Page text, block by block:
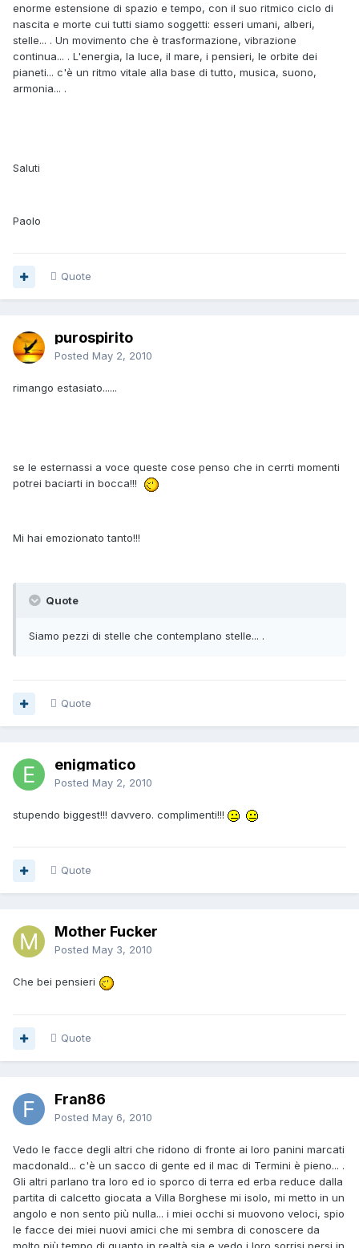
enorme estensione di spazio e tempo, con il suo ritmico ciclo di
nascita e morte cui tutti siamo soggetti: esseri umani, alberi,
stelle... . Un movimento che è trasformazione, vibrazione
continua... . L'energia, la luce, il mare, i pensieri, le orbite dei
pianeti... c'è un ritmo vitale alla base di tutto, musica, suono,
armonia... .
Saluti
Paolo
Quote
purospirito
Posted May 2, 2010
rimango estasiato......
se le esternassi a voce queste cose penso che in cerrti momenti
potrei baciarti in bocca!!!
Mi hai emozionato tanto!!!
Quote
Siamo pezzi di stelle che contemplano stelle... .
Quote
enigmatico
Posted May 2, 2010
stupendo biggest!!! davvero. complimenti!!!
Quote
Mother Fucker
Posted May 3, 2010
Che bei pensieri
Quote
Fran86
Posted May 6, 2010
Vedo le facce degli altri che ridono di fronte ai loro panini marcati
macdonald... c'è un sacco di gente ed il mac di Termini è pieno... .
Gli altri parlano tra loro ed io sporco di terra ed erba reduce dalla
partita di calcetto giocata a Villa Borghese mi isolo, mi metto in un
angolo e non sento più nulla... i miei occhi si muovono veloci, spio
le facce dei miei nuovi amici che mi sembra di conoscere da